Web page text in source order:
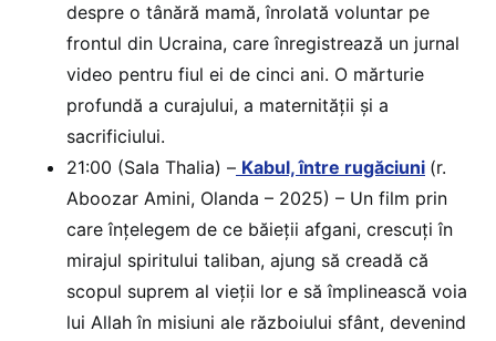
despre o tânără mamă, înrolată voluntar pe
frontul din Ucraina, care înregistrează un jurnal
video pentru fiul ei de cinci ani. O mărturie
profundă a curajului, a maternității și a
sacrificiului.
21:00 (Sala Thalia) – Kabul, între rugăciuni (r.
Aboozar Amini, Olanda – 2025) – Un film prin
care înțelegem de ce băieții afgani, crescuți în
mirajul spiritului taliban, ajung să creadă că
scopul suprem al vieții lor e să împlinească voia
lui Allah în misiuni ale războiului sfânt, devenind